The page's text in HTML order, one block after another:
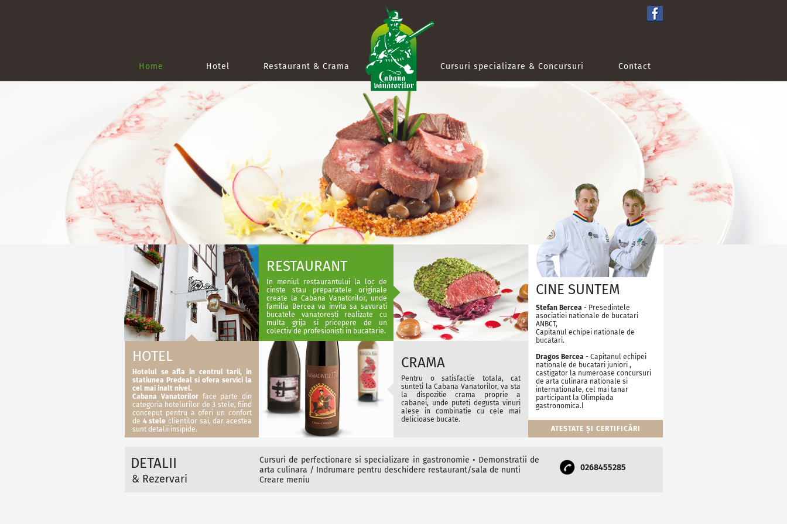
Home Hotel Restaurant & Crama Cursuri specializare & Concursuri Contact
HOTEL
Hotelul se afla in centrul tarii, in
statiunea Predeal si ofera servici la
cel mai inalt nivel.
Cabana Vanatorilor face parte din
categoria hotelurilor de 3 stele, fiind
conceput pentru a oferi un confort
de 4 steleclientilor sai, dar acestea
sunt detalii insipide.
CRAMA
Pentru o satisfactie totala, cat
sunteti la Cabana Vanatorilor, va sta
la dispozitie crama proprie a
cabanei, unde puteti degusta vinuri
alese in combinatie cu cele mai
delicioase bucate.
RESTAURANT
In meniul restaurantului la loc de
cinste stau preparatele originale
create la Cabana Vanatorilor, unde
familia Bercea va invita sa savurati
bucatele vanatoresti realizate cu
multa grija si pricepere de un
colectiv de profesionisti in bucatarie.
CINE SUNTEM
Stefan Bercea - Presedintele
asociatiei nationale de bucatari
ANBCT,
Capitanul echipei nationale de
bucatari.
Dragos Bercea - Capitanul echipei
nationale de bucatari juniori ,
castigator la numeroase concursuri
de arta culinara nationale si
internationale, cel mai tanar
participant la Olimpiada
gastronomica.l
ATESTATE ȘI CERTIFICĂRI
DETALII
& Rezervari
Cursuri de perfectionare si specializare in gastronomie • Demonstratii de
arta culinara / Indrumare pentru deschidere restaurant/sala de nunti
Creare meniu
0268455285